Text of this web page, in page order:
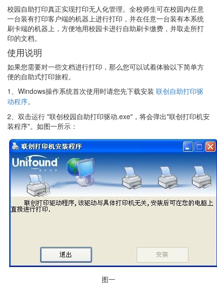
校园自助打印真正实现打印无人化管理。全校师生可在校园内任意
一台装有打印客户端的机器上进行打印，并在任意一台装有本系统
刷卡端的机器上，方便地用校园卡进行自助刷卡缴费，并取走所打
印的文档。
使用说明
如果您需要对一些文档进行打印，那么您可以试着体验以下简单方
便的自助式打印旅程。
1、 Windows操作系统首次使用时请您先下载安装 联创自助打印驱
动程序。
2、双击运行 "联创校园自助打印驱动.exe"，将会弹出"联创打印机安
装程序"。如图一所示：
图一